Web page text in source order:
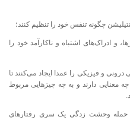
و ادراک‌های اشتباه و ناکارآمد خود را
و فیزیکی را عمدا ایجاد می‌کنند تا
معنایی دارند و به چه چیزهایی مربوط
از حمله وحشت زدگی یک سری رفتارهای